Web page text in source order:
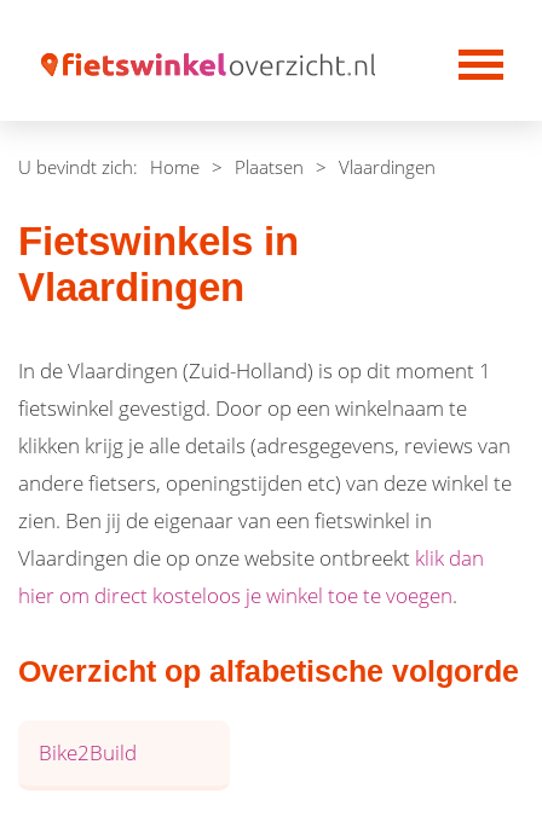
U bevindt zich: Home > Plaatsen > Vlaardingen
Fietswinkels in
Vlaardingen
In de Vlaardingen (Zuid-Holland) is op dit moment 1
fietswinkel gevestigd. Door op een winkelnaam te
klikken krijg je alle details (adresgegevens, reviews van
andere fietsers, openingstijden etc) van deze winkel te
zien. Ben jij de eigenaar van een fietswinkel in
Vlaardingen die op onze website ontbreekt klik dan
hier om direct kosteloos je winkel toe te voegen.
Overzicht op alfabetische volgorde
Bike2Build